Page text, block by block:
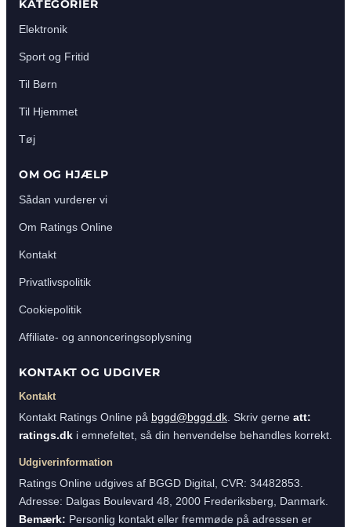
KATEGORIER
Elektronik
Sport og Fritid
Til Børn
Til Hjemmet
Tøj
OM OG HJÆLP
Sådan vurderer vi
Om Ratings Online
Kontakt
Privatlivspolitik
Cookiepolitik
Affiliate- og annonceringsoplysning
KONTAKT OG UDGIVER
Kontakt
Kontakt Ratings Online på bggd@bggd.dk. Skriv gerne att:
ratings.dk i emnefeltet, så din henvendelse behandles korrekt.
Udgiverinformation
Ratings Online udgives af BGGD Digital, CVR: 34482853.
Adresse: Dalgas Boulevard 48, 2000 Frederiksberg, Danmark.
Bemærk: Personlig kontakt eller fremmøde på adressen er